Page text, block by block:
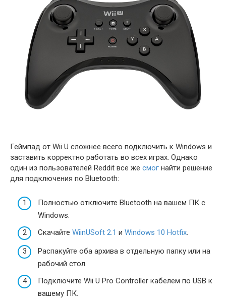
Геймпад от Wii U сложнее всего подключить к Windows и
заставить корректно работать во всех играх. Однако
один из пользователей Reddit все же смог найти решение
для подключения по Bluetooth:
Полностью отключите Bluetooth на вашем ПК с
Windows.
Скачайте WiinUSoft 2.1 и Windows 10 Hotfix
Распакуйте оба архива в отдельную папку или на
рабочий стол.
Подключите Wii U Pro Controller кабелем по USB к
вашему ПК.